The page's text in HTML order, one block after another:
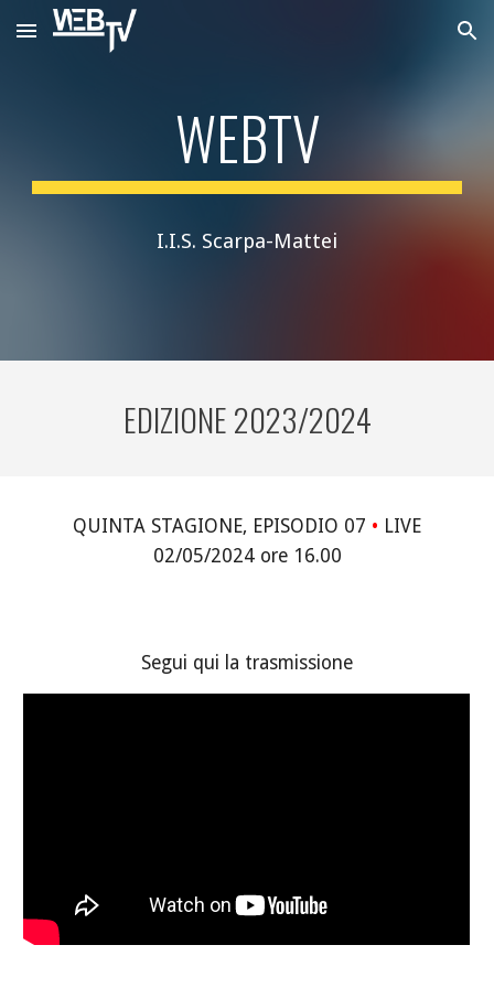
Skip to main content Skip to navigation
WEBTV
I.I.S. Scarpa-Mattei
EDIZIONE 2023/2024
QUINTA STAGIONE, EPISODIO 07 • LIVE
02/05/2024 ore 16.00
Segui qui la trasmissione